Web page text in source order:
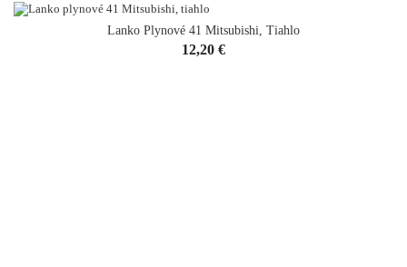
Kryt Zadného Svetla KUBOTA
Lanko Plynové 41 Mitsubishi, Tiahlo
Cena
12,20 €